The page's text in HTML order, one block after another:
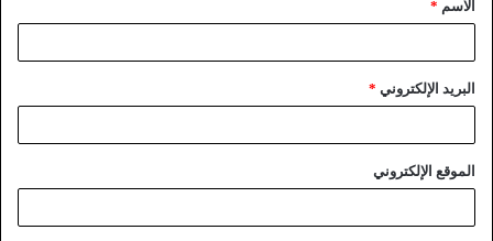
الاسم *
البريد الإلكتروني *
الموقع الإلكتروني